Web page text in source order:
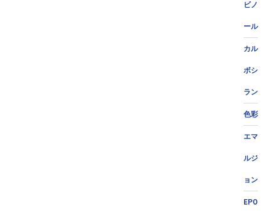
ビノ
ール
カル
ボシ
ラン
色彩
エマ
ルジ
ョン
EPO